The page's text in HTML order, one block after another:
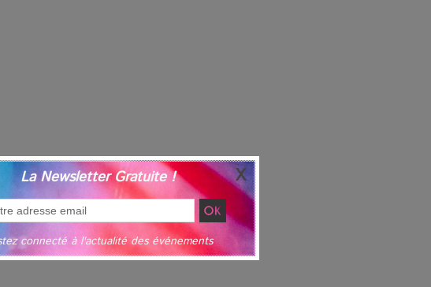
La Newsletter Gratuite !
connecté à l'actualité des événements